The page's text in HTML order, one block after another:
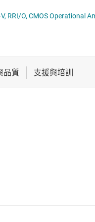
馬達驅動器
OPAx322-Q1 20-MHz, Low-Noise, 1.8-V,